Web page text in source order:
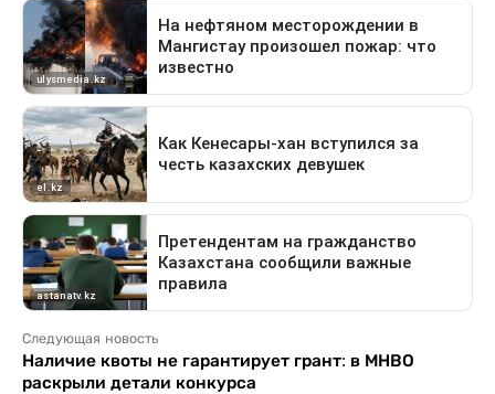
Следующая новость
Наличие квоты не гарантирует грант: в МНВО
раскрыли детали конкурса